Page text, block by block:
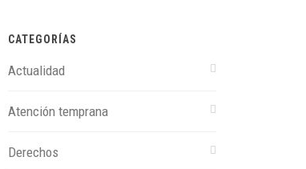
CATEGORÍAS
Actualidad
Atención temprana
Derechos